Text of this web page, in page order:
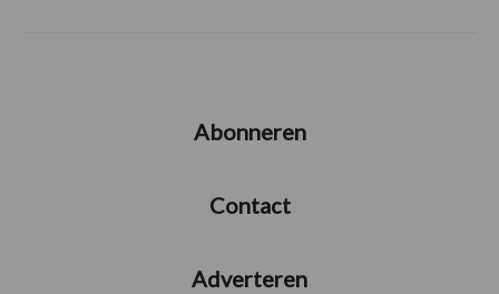
Abonneren
Contact
Adverteren